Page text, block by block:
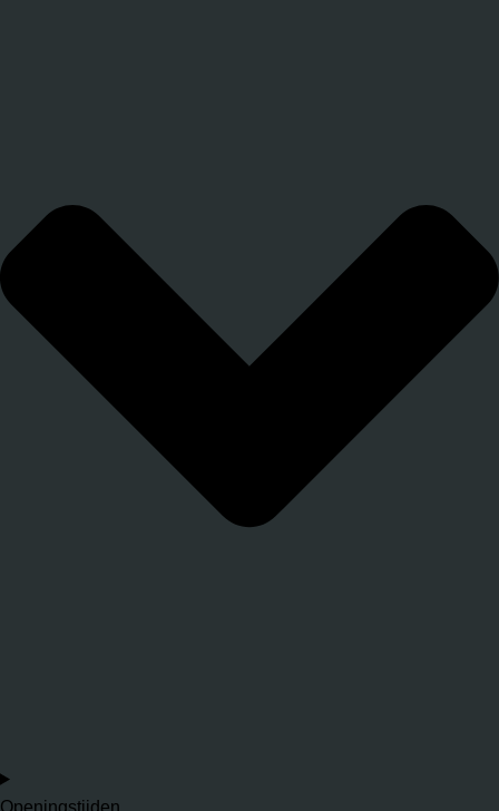
Openingstijden